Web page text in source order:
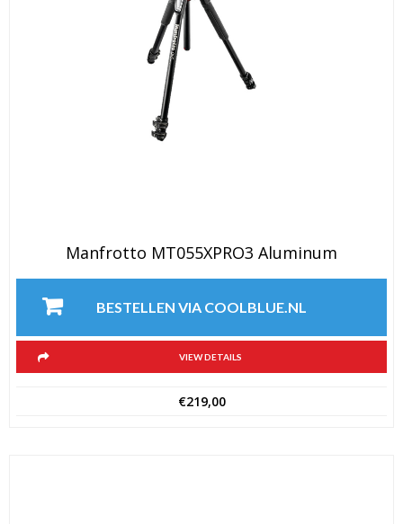
Manfrotto MT055XPRO3 Aluminum
BESTELLEN VIA COOLBLUE.NL
VIEW DETAILS
€219,00